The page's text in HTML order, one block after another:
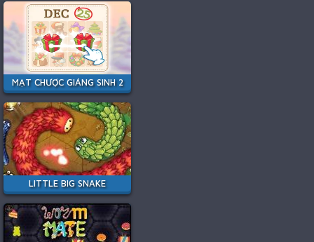
MẠT CHƯỢC GIÁNG SINH 2
LITTLE BIG SNAKE